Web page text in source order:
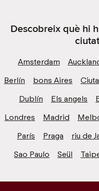
Descobreix què hi
Amsterdam
Berlín
bons Aires
Dublín
Els angels
Londres
Madrid
París
Praga riu de
Sao Paulo
Seül